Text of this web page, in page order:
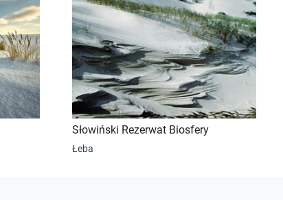
Słowiński Rezerwat Biosfery
Łeba